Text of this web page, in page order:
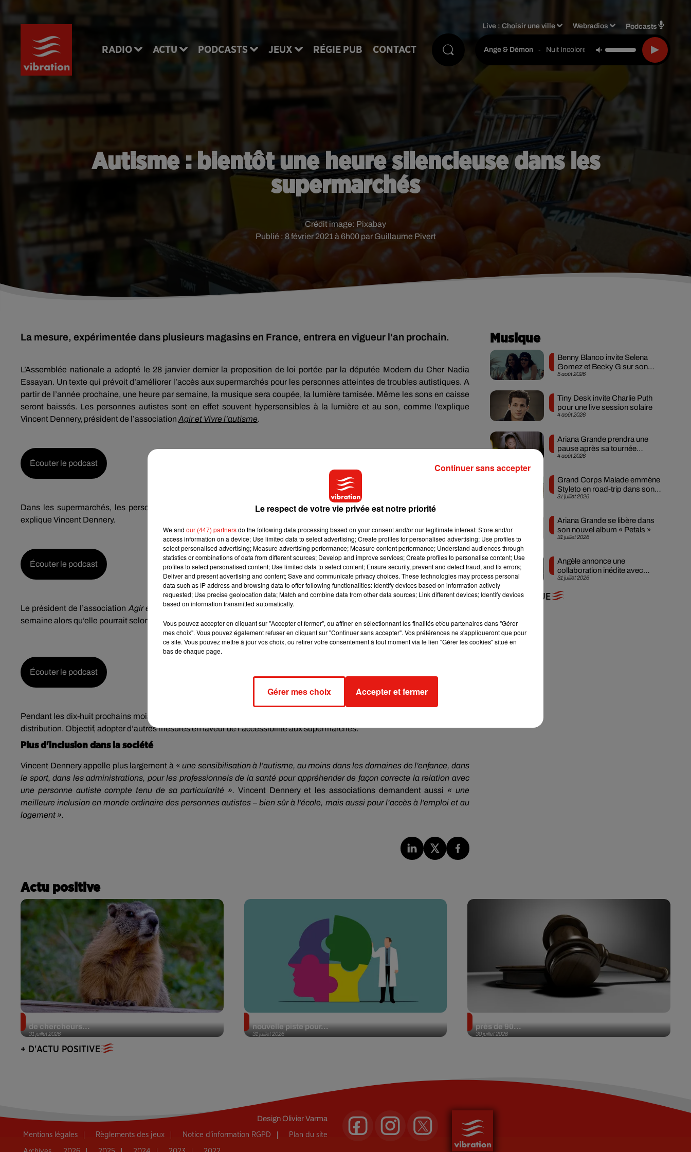
RADIO ACTU PODCASTS JEUX RÉGIE PUB CONTACT
Live :Choisir une ville Webradios Podcasts
Ange & Démon - Nuit Incolore
Autisme : bientôt une heure silencieuse dans les
supermarchés
Publié : 8 février 2021 à 6h00 par Guillaume Pivert
Crédit image: Pixabay
La mesure, expérimentée dans plusieurs magasins en France, entrera en vigueur l'an prochain.
L’Assemblée nationale a adopté le 28 janvier dernier la proposition de loi portée par la députée Modem du Cher Nadia
Essayan. Un texte qui prévoit d’améliorer l’accès aux supermarchés pour les personnes atteintes de troubles autistiques. A
partir de l’année prochaine, une heure par semaine, la musique sera coupée, la lumière tamisée. Même les sons en caisse
seront baissés. Les personnes autistes sont en effet souvent hypersensibles à la lumière et au son, comme l’explique
Vincent Dennery, président de l’association Agir et Vivre l’autisme.
Écouter le podcast
Dans les supermarchés, les personnes atteintes de troubles autistiques peuvent vite se sentir mal à l’aise, dérangées,
explique Vincent Dennery.
Écouter le podcast
Le président de l’association Agir et Vivrel’autisme regrette néanmoins que la mesure ne s’applique qu’une heure dans la
semaine alors qu’elle pourrait selon lui être bénéfique à un grand nombre de personnes.
Écouter le podcast
Pendant les dix-huit prochains mois, une concertation va être menée avec les associations, des parlementaires et la grande
distribution. Objectif, adopter d’autres mesures en faveur de l’accessibilité aux supermarchés.
Plus d'inclusion dans la société
Vincent Dennery appelle plus largement à «une sensibilisation à l’autisme, au moins dans les domaines de l’enfance, dans
le sport, dans les administrations, pour les professionnels de la santé pour appréhender de façon correcte la relation avec
une personne autiste compte tenu de sa particularité ». Vincent Dennery et les associations demandent aussi « une
meilleure inclusion en monde ordinaire des personnes autistes – bien sûr à l’école, mais aussi pour l’accès à l’emploi et au
logement ».
Musique
5 août 2026
Benny Blanco invite Selena
Gomez et Becky G sur son
nouveau single
4 août 2026
Tiny Desk invite Charlie Puth
pour une live session solaire
4 août 2026
Ariana Grande prendra une
pause après sa tournée
mondiale
31 juillet 2026
Grand Corps Malade emmène
Styleto en road-trip dans son
nouveau clip
31 juillet 2026
Ariana Grande se libère dans
son nouvel album « Petals »
31 juillet 2026
Angèle annonce une
collaboration inédite avec
Amelie Lens
+ DE MUSIQUE
Actu positive
31 juillet 2026
de chercheurs...
31 juillet 2026
nouvelle piste pour...
30 juillet 2026
près de 90...
+ D'ACTU POSITIVE
DesignOlivier Varma
Mentions légales Règlements des jeux Notice d’information RGPD Plan du site
Le respect de votre vie privée est notre priorité
We and our (447) partnersdo the following data processing based on your consent and/or our legitimate interest: Store and/or
access information on a device; Use limited data to select advertising; Create profiles for personalised advertising; Use profiles to
select personalised advertising; Measure advertising performance; Measure content performance; Understand audiences through
statistics or combinations of data from different sources; Develop and improve services; Create profiles to personalise content; Use
profiles to select personalised content; Use limited data to select content; Ensure security, prevent and detect fraud, and fix errors;
Deliver and present advertising and content; Save and communicate privacy choices. These technologies may process personal
data such as IP address and browsing data to offer following functionalities: Identify devices based on information actively
requested; Use precise geolocation data; Match and combine data from other data sources; Link different devices; Identify devices
based on information transmitted automatically.
Vous pouvez accepter en cliquant sur "Accepter et fermer", ou affiner en sélectionnant les finalités et/ou partenaires dans "Gérer
mes choix". Vous pouvez également refuser en cliquant sur "Continuer sans accepter". Vos préférences ne s'appliqueront que pour
ce site. Vous pouvez mettre à jour vos choix, ou retirer votre consentement à tout moment via le lien "Gérer les cookies" situé en
bas de chaque page.
Gérer mes choix Accepter et fermer
Continuer sans accepter